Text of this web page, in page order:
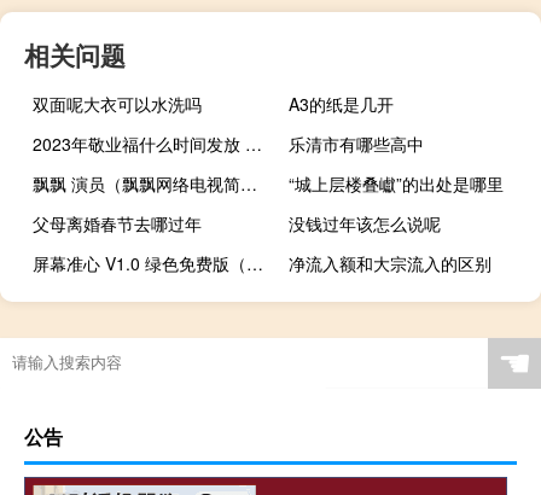
相关问题
双面呢大衣可以水洗吗
A3的纸是几开
2023年敬业福什么时间发放 福字图片敬业福2020年福字
乐清市有哪些高中
飘飘 演员（飘飘网络电视简介）
“城上层楼叠巘”的出处是哪里
父母离婚春节去哪过年
没钱过年该怎么说呢
屏幕准心 V1.0 绿色免费版（屏幕准心 V1.0 绿色免费版功能简介）
净流入额和大宗流入的区别
☚
公告